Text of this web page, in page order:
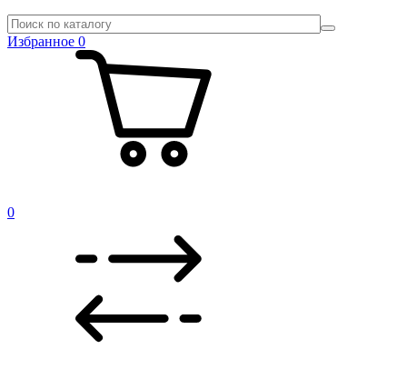
Избранное 0
0